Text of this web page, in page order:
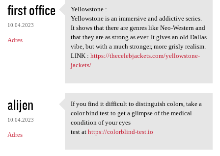
first office
10.04.2023
Adres
Yellowstone :
Yellowstone :
Yellowstone is an immersive and addictive series.
It shows that there are genres like Neo-Western and
that they are as strong as ever. It gives an old Dallas
vibe, but with a much stronger, more grisly realism.
LINK : https://thecelebjackets.com/yellowstone-
jackets/
alijen
10.04.2023
Adres
If you find it difficult to
If you find it difficult to distinguish colors, take a
color bind test to get a glimpse of the medical
condition of your eyes
test at https://colorblind-test.io